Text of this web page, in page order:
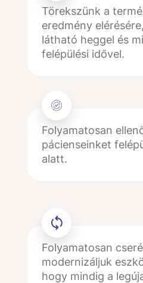
Törekszünk a
eredmény
látható heggel és
felépülési idővel.
Folyamatosan
pácienseinket
alatt.
Folyamatosan
modernizáljuk
hogy mindig a